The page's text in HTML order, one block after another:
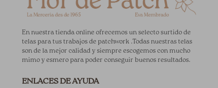
En nuestra tienda online ofrecemos un selecto surtido de
telas para tus trabajos de patchwork .Todas nuestras telas
son de la mejor calidad y siempre escogemos con mucho
mimo y esmero para poder conseguir buenos resultados.
ENLACES DE AYUDA